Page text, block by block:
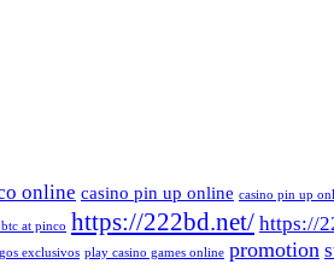
online casino pin up online casino pin up
at pinco https://222bd.net/ https://
exclusivos play casino games online promotion